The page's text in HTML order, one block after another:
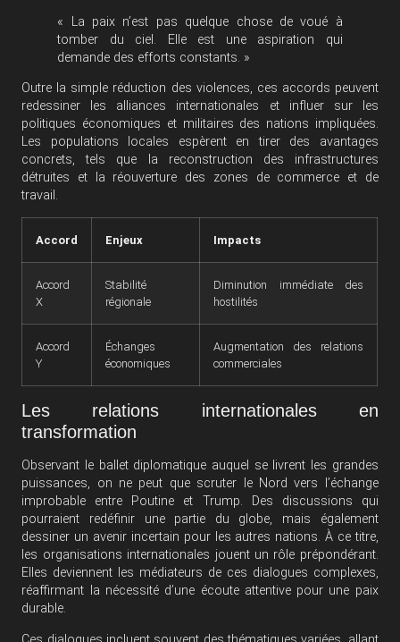
« La paix n’est pas quelque chose de voué à
tomber du ciel. Elle est une aspiration qui
demande des efforts constants. »
Outre la simple réduction des violences, ces accords peuvent
redessiner les alliances internationales et influer sur les
politiques économiques et militaires des nations impliquées.
Les populations locales espèrent en tirer des avantages
concrets, tels que la reconstruction des infrastructures
détruites et la réouverture des zones de commerce et de
travail.
Accord Enjeux Impacts
Accord
X
Stabilité
régionale
Diminution immédiate des
hostilités
Accord
Y
Échanges
économiques
Augmentation des relations
commerciales
Les relations internationales en
transformation
Observant le ballet diplomatique auquel se livrent les grandes
puissances, on ne peut que scruter le Nord vers l’échange
improbable entre Poutine et Trump. Des discussions qui
pourraient redéfinir une partie du globe, mais également
dessiner un avenir incertain pour les autres nations. À ce titre,
les organisations internationales jouent un rôle prépondérant.
Elles deviennent les médiateurs de ces dialogues complexes,
réaffirmant la nécessité d’une écoute attentive pour une paix
durable.